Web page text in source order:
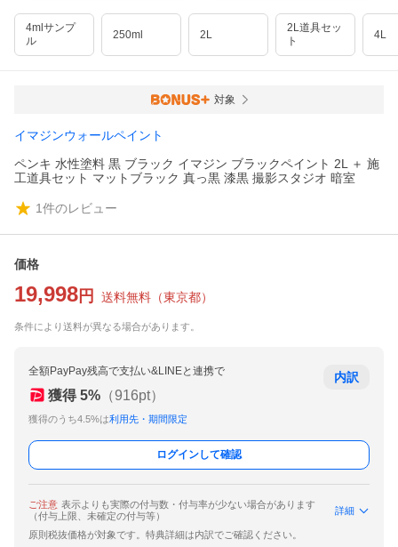
4mlサンプ
ル
250ml 2L
2L道具セッ
ト
4L
対象
イマジンウォールペイント
ペンキ 水性塗料 黒 ブラック イマジン ブラックペイント 2L ＋ 施
工道具セット マットブラック 真っ黒 漆黒 撮影スタジオ 暗室
1件のレビュー
価格
19,998 円 送料無料 （東京都）
条件により送料が異なる場合があります。
全額PayPay残高で支払い&LINEと連携で
獲得 5% （916pt）
獲得のうち4.5%は利用先・期間限定
内訳
ログインして確認
ご注意 表示よりも実際の付与数・付与率が少ない場合があります
（付与上限、未確定の付与等）
詳細
原則税抜価格が対象です。特典詳細は内訳でご確認ください。